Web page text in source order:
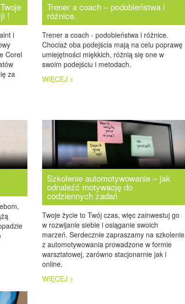
!
i
Corel
za
Trener a coach – podobieństwa i
różnice.
Trener a coach - podobieństwa i różnice.
Chociaż oba podejścia mają na celu poprawę
umiejętności miękkich, różnią się one w
swoim podejściu i metodach.
WIĘCEJ >
Szkolenie automotywowanie – jak
odnaleźć motywację do
codziennych zadań
Twoje życie to Twój czas, więc zainwestuj go
w rozwijanie siebie i osiąganie swoich
marzeń. Serdecznie zapraszamy na szkolenie
z automotywowania prowadzone w formie
warsztatowej, zarówno stacjonarnie jak i
online.
WIĘCEJ >